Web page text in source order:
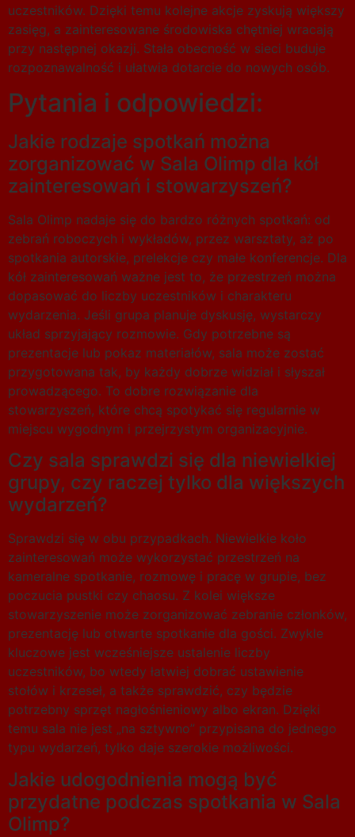
uczestników. Dzięki temu kolejne akcje zyskują większy
zasięg, a zainteresowane środowiska chętniej wracają
przy następnej okazji. Stała obecność w sieci buduje
rozpoznawalność i ułatwia dotarcie do nowych osób.
Pytania i odpowiedzi:
Jakie rodzaje spotkań można
zorganizować w Sala Olimp dla kół
zainteresowań i stowarzyszeń?
Sala Olimp nadaje się do bardzo różnych spotkań: od
zebrań roboczych i wykładów, przez warsztaty, aż po
spotkania autorskie, prelekcje czy małe konferencje. Dla
kół zainteresowań ważne jest to, że przestrzeń można
dopasować do liczby uczestników i charakteru
wydarzenia. Jeśli grupa planuje dyskusję, wystarczy
układ sprzyjający rozmowie. Gdy potrzebne są
prezentacje lub pokaz materiałów, sala może zostać
przygotowana tak, by każdy dobrze widział i słyszał
prowadzącego. To dobre rozwiązanie dla
stowarzyszeń, które chcą spotykać się regularnie w
miejscu wygodnym i przejrzystym organizacyjnie.
Czy sala sprawdzi się dla niewielkiej
grupy, czy raczej tylko dla większych
wydarzeń?
Sprawdzi się w obu przypadkach. Niewielkie koło
zainteresowań może wykorzystać przestrzeń na
kameralne spotkanie, rozmowę i pracę w grupie, bez
poczucia pustki czy chaosu. Z kolei większe
stowarzyszenie może zorganizować zebranie członków,
prezentację lub otwarte spotkanie dla gości. Zwykle
kluczowe jest wcześniejsze ustalenie liczby
uczestników, bo wtedy łatwiej dobrać ustawienie
stołów i krzeseł, a także sprawdzić, czy będzie
potrzebny sprzęt nagłośnieniowy albo ekran. Dzięki
temu sala nie jest „na sztywno” przypisana do jednego
typu wydarzeń, tylko daje szerokie możliwości.
Jakie udogodnienia mogą być
przydatne podczas spotkania w Sala
Olimp?